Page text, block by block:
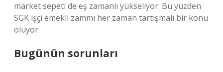
market sepeti de eş zamanlı yükseliyor. Bu yüzden
SGK işçi emekli zammı her zaman tartışmalı bir konu
oluyor.
Bugünün sorunları